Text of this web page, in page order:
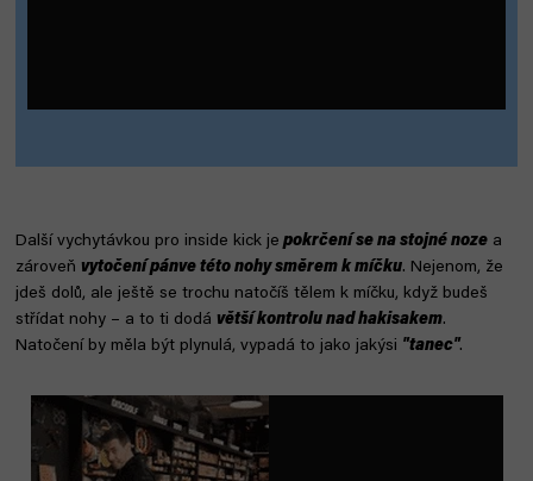
Další vychytávkou pro inside kick je pokrčení se na stojné noze a
zároveň vytočení pánve této nohy směrem k míčku. Nejenom, že
jdeš dolů, ale ještě se trochu natočíš tělem k míčku, když budeš
střídat nohy – a to ti dodá větší kontrolu nad hakisakem.
Natočení by měla být plynulá, vypadá to jako jakýsi "tanec".